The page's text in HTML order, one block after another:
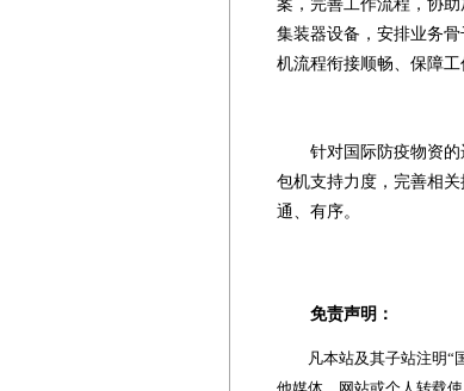
集装器设备，安排业务
机流程衔接顺畅、保障工
针对国际防疫物资的
包机支持力度，完善相
通、有序。
免责声明：
凡本站及其子站注明“国